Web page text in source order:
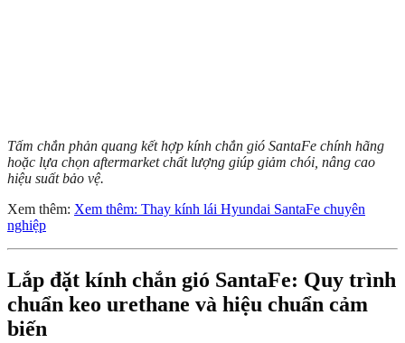
Tấm chắn phản quang kết hợp kính chắn gió SantaFe chính hãng
hoặc lựa chọn aftermarket chất lượng giúp giảm chói, nâng cao
hiệu suất bảo vệ.
Xem thêm: Xem thêm: Thay kính lái Hyundai SantaFe chuyên
nghiệp
Lắp đặt kính chắn gió SantaFe: Quy trình
chuẩn keo urethane và hiệu chuẩn cảm
biến